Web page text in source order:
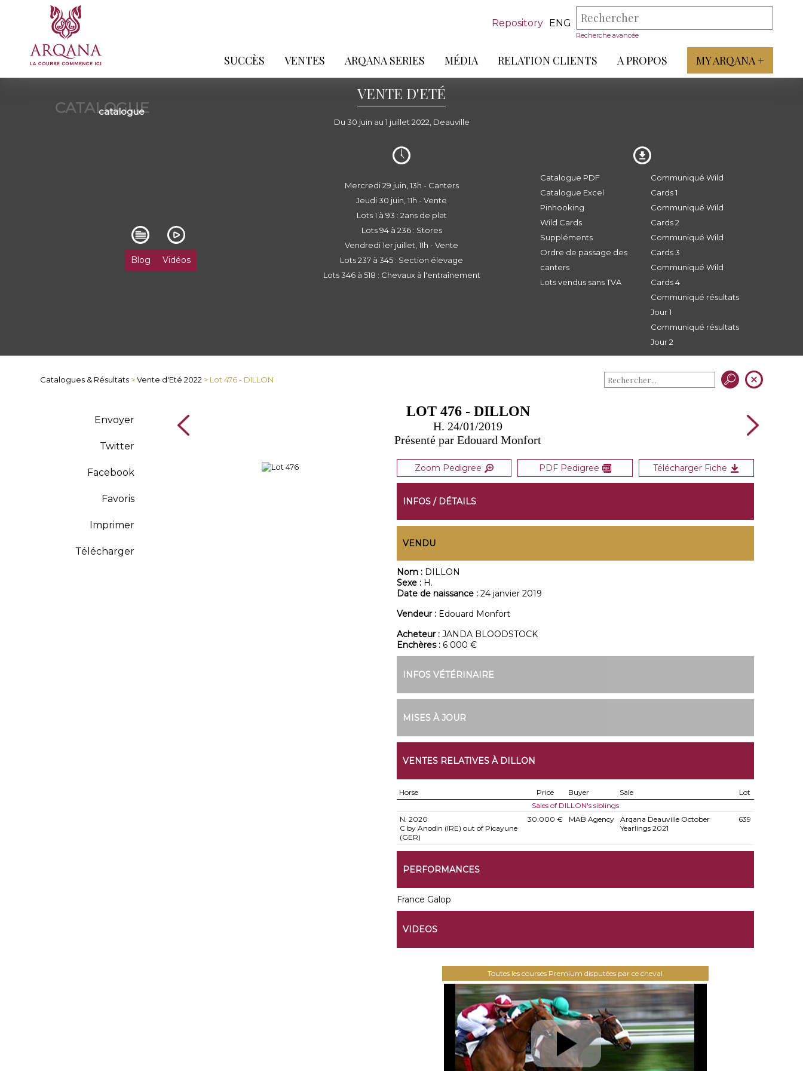
Repository ENG
Recherche avancée
SUCCÈS VENTES ARQANA SERIES MÉDIA RELATION CLIENTS A PROPOS MY ARQANA +
CATALOGUE
catalogue
VENTE D'ETÉ
Du 30 juin au 1 juillet 2022, Deauville
Blog Vidéos
Mercredi 29 juin, 13h - Canters
Jeudi 30 juin, 11h - Vente
Lots 1 à 93 : 2ans de plat
Lots 94 à 236 : Stores
Vendredi 1er juillet, 11h - Vente
Lots 237 à 345 : Section élevage
Lots 346 à 518 : Chevaux à l'entraînement
Catalogue PDF
Catalogue Excel
Pinhooking
Wild Cards
Suppléments
Ordre de passage des
canters
Lots vendus sans TVA
Communiqué Wild
Cards 1
Communiqué Wild
Cards 2
Communiqué Wild
Cards 3
Communiqué Wild
Cards 4
Communiqué résultats
Jour 1
Communiqué résultats
Jour 2
Catalogues & Résultats >Vente d'Eté 2022 > Lot 476 - DILLON
Envoyer
Twitter
Facebook
Favoris
Imprimer
Télécharger
LOT 476 - DILLON
H. 24/01/2019
Présenté par Edouard Monfort
Zoom Pedigree PDF Pedigree Télécharger Fiche
INFOS / DÉTAILS
VENDU
Nom : DILLON
Sexe : H.
Date de naissance : 24 janvier 2019
Vendeur : Edouard Monfort
Acheteur : JANDA BLOODSTOCK
Enchères : 6 000 €
INFOS VÉTÉRINAIRE
MISES À JOUR
VENTES RELATIVES À DILLON
Horse Price Buyer Sale
Lot
Sales of DILLON's siblings
N. 2020
C by Anodin (IRE) out of Picayune
(GER)
30.000 € MAB Agency
Arqana Deauville October
Yearlings 2021
639
PERFORMANCES
France Galop
VIDEOS
Toutes les courses Premium disputées par ce cheval